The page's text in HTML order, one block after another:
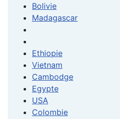
Bolivie
Madagascar
Ethiopie
Vietnam
Cambodge
Egypte
USA
Colombie